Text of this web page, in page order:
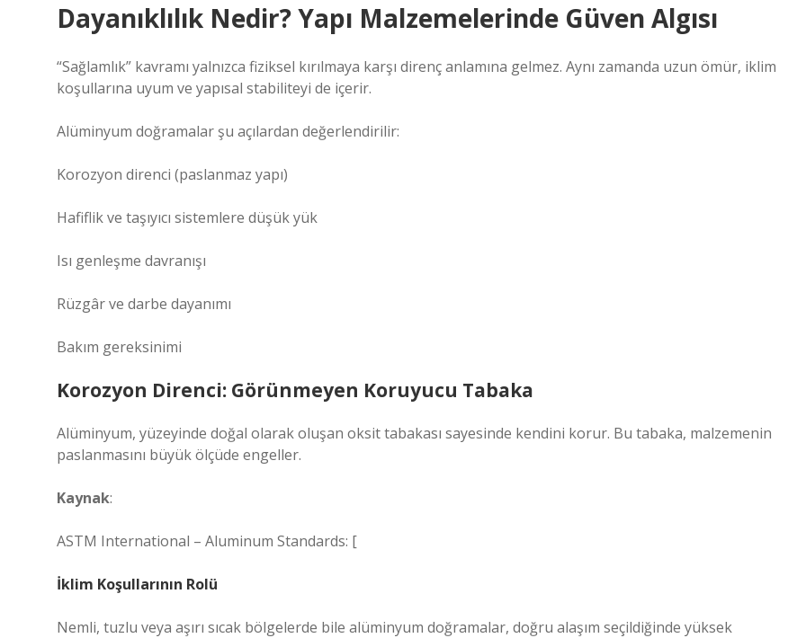
Dayanıklılık Nedir? Yapı Malzemelerinde Güven Algısı
“Sağlamlık” kavramı yalnızca fiziksel kırılmaya karşı direnç anlamına gelmez. Aynı zamanda uzun ömür, iklim
koşullarına uyum ve yapısal stabiliteyi de içerir.
Alüminyum doğramalar şu açılardan değerlendirilir:
Korozyon direnci (paslanmaz yapı)
Hafiflik ve taşıyıcı sistemlere düşük yük
Isı genleşme davranışı
Rüzgâr ve darbe dayanımı
Bakım gereksinimi
Korozyon Direnci: Görünmeyen Koruyucu Tabaka
Alüminyum, yüzeyinde doğal olarak oluşan oksit tabakası sayesinde kendini korur. Bu tabaka, malzemenin
paslanmasını büyük ölçüde engeller.
Kaynak:
ASTM International – Aluminum Standards: [
İklim Koşullarının Rolü
Nemli, tuzlu veya aşırı sıcak bölgelerde bile alüminyum doğramalar, doğru alaşım seçildiğinde yüksek